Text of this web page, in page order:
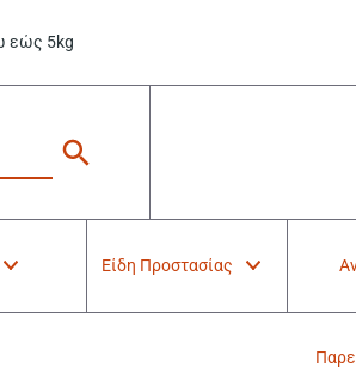
εώς 5kg
Είδη Προστασίας